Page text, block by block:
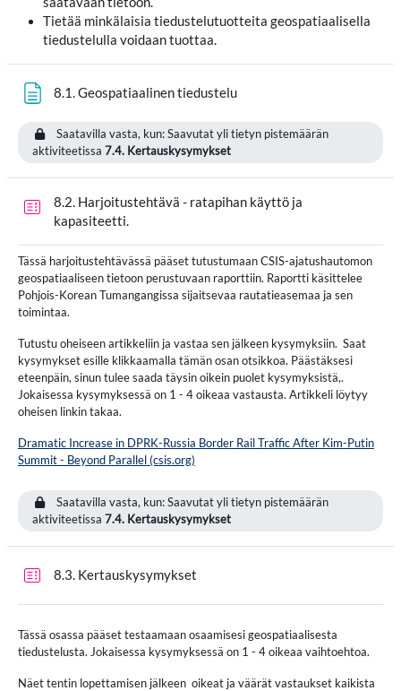
Tietää minkälaisia tiedustelutuotteita geospatiaalisella
tiedustelulla voidaan tuottaa.
8.1. Geospatiaalinen tiedusteluSivu
Saatavilla vasta, kun: Saavutat yli tietyn pistemäärän
aktiviteetissa 7.4. Kertauskysymykset
8.2. Harjoitustehtävä - ratapihan käyttö ja
kapasiteetti.
Tässä harjoitustehtävässä pääset tutustumaan CSIS-ajatushautomon
geospatiaaliseen tietoon perustuvaan raporttiin. Raportti käsittelee
Pohjois-Korean Tumangangissa sijaitsevaa rautatieasemaa ja sen
toimintaa.
Tutustu oheiseen artikkeliin ja vastaa sen jälkeen kysymyksiin. Saat
kysymykset esille klikkaamalla tämän osan otsikkoa. Päästäksesi
eteenpäin, sinun tulee saada täysin oikein puolet kysymyksistä,.
Jokaisessa kysymyksessä on 1 - 4 oikeaa vastausta. Artikkeli löytyy
oheisen linkin takaa.
Dramatic Increase in DPRK-Russia Border Rail Traffic After Kim-Putin
Summit - Beyond Parallel (csis.org)
Saatavilla vasta, kun: Saavutat yli tietyn pistemäärän
aktiviteetissa 7.4. Kertauskysymykset
8.3. Kertauskysymykset
Tässä osassa pääset testaamaan osaamisesi geospatiaalisesta
tiedustelusta. Jokaisessa kysymyksessä on 1 - 4 oikeaa vaihtoehtoa.
Näet tentin lopettamisen jälkeen oikeat ja väärät vastaukset kaikista